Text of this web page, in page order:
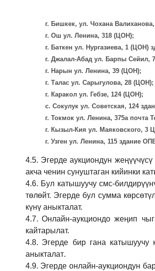
г. Бишкек, ул. Чохана
г. Ош ул. Ленина, 318 (ЦОН);
г. Баткен ул. Нургазиева, 1 (ЦОН)
г. Джалал-Абад ул. Барпы Сейил,
г. Нарын ул. Ленина, 39 (ЦОН);
г. Талас ул. Сарыгулова, 28 (ЦОН);
г. Каракол ул. Гебзе, 124 (ЦОН);
с. Сокулук ул. Советская, 124
г. Токмок ул. Ленина, 375а почта
г. Кызыл-Кия ул. Маяковского, 3
г. Узген ул. Ленина, 115 здание
4.5. Эгерде аукциондун
акча ченин сунуштаган кийинки
4.6. Бул катышуучу смс-
төлөйт. Эгерде бул сумма
күнү аныкталат.
4.7. Онлайн-аукциондо жеңип
кайтарылат.
4.8. Эгерде бир гана катышуучу
аныкталат.
4.9. Эгерде онлайн-аукциондун